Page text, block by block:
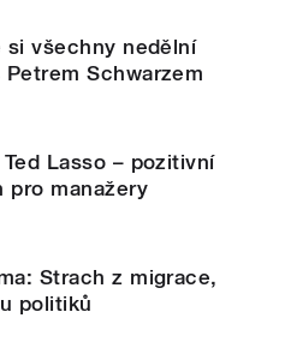
si všechny nedělní
Schwarzem
Lasso – pozitivní
pro manažery
Strach z migrace,
politiků